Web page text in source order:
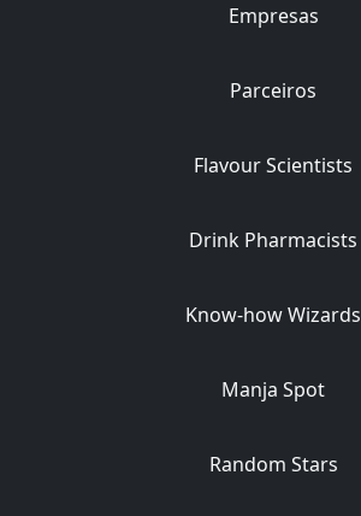
Empresas
Parceiros
Flavour Scientists
Drink Pharmacists
Know-how Wizards
Manja Spot
Random Stars